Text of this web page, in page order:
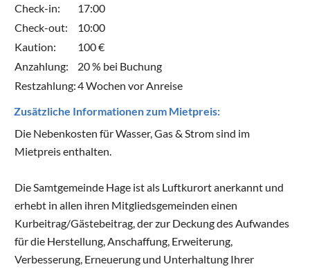
Check-in:
17:00
Check-out:
10:00
Kaution:
100 €
Anzahlung:
20 % bei Buchung
Restzahlung:4 Wochen vor Anreise
Zusätzliche Informationen zum Mietpreis:
Die Nebenkosten für Wasser, Gas & Strom sind im
Mietpreis enthalten.
Die Samtgemeinde Hage ist als Luftkurort anerkannt und
erhebt in allen ihren Mitgliedsgemeinden einen
Kurbeitrag/Gästebeitrag, der zur Deckung des Aufwandes
für die Herstellung, Anschaffung, Erweiterung,
Verbesserung, Erneuerung und Unterhaltung Ihrer